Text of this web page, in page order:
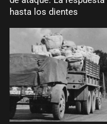
hasta los dientes